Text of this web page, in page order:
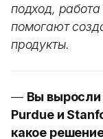
подход,
помогают
продукты.
— Вы
Purdue и
какое